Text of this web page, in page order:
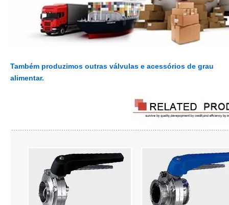
Também produzimos outras válvulas e acessórios de grau
alimentar.